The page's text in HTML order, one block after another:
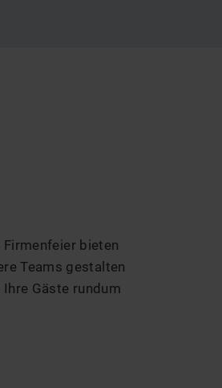
bieten
Teams gestalten
Gäste rundum